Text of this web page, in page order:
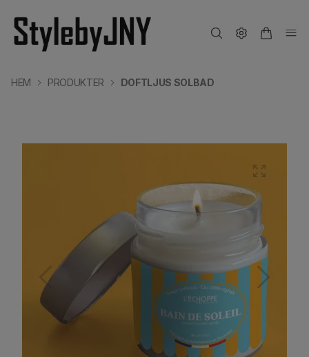
HEM PRODUKTER DOFTLJUS SOLBAD